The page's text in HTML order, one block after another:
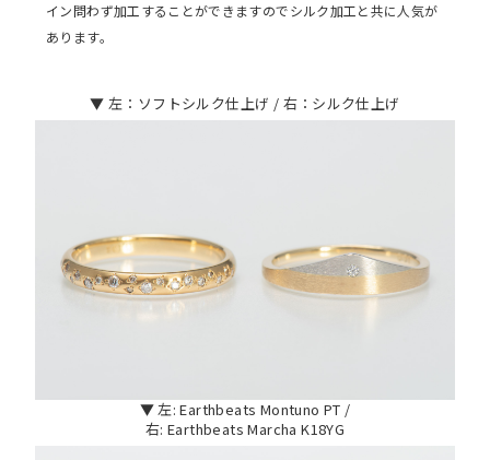
イン問わず加工することができますのでシルク加工と共に人気が
あります。
▼ 左：ソフトシルク仕上げ / 右：シルク仕上げ
▼ 左: Earthbeats Montuno PT /
右: Earthbeats Marcha K18YG